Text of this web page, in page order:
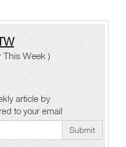
Week )
article by
to your email
Submit